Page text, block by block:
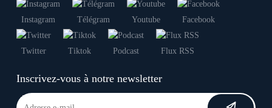
Instagram Télégram Youtube Facebook
Twitter Tiktok Podcast Flux RSS
Inscrivez-vous à notre newsletter